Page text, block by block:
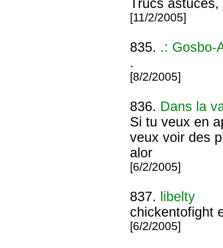
Trucs
[11/2/2005]
835. .: Gosbo-
.
[8/2/2005]
836. Dans la
Si tu veux en
veux voir des
alor
[6/2/2005]
837. libelty
chickentofight
[6/2/2005]